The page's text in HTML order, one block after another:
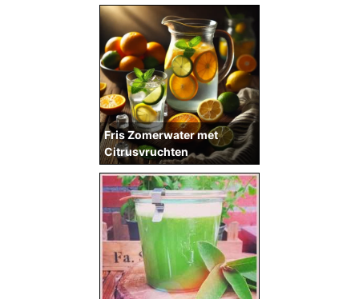
Fris Zomerwater met
Citrusvruchten